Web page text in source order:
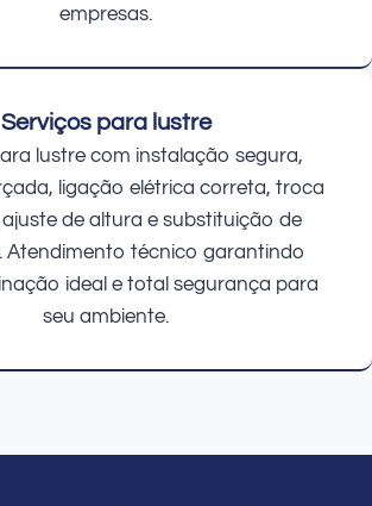
empresas.
Serviços para lustre
lustre com instalação segura,
ligação elétrica correta, troca
de altura e substituição de
Atendimento técnico garantindo
ideal e total segurança para
seu ambiente.